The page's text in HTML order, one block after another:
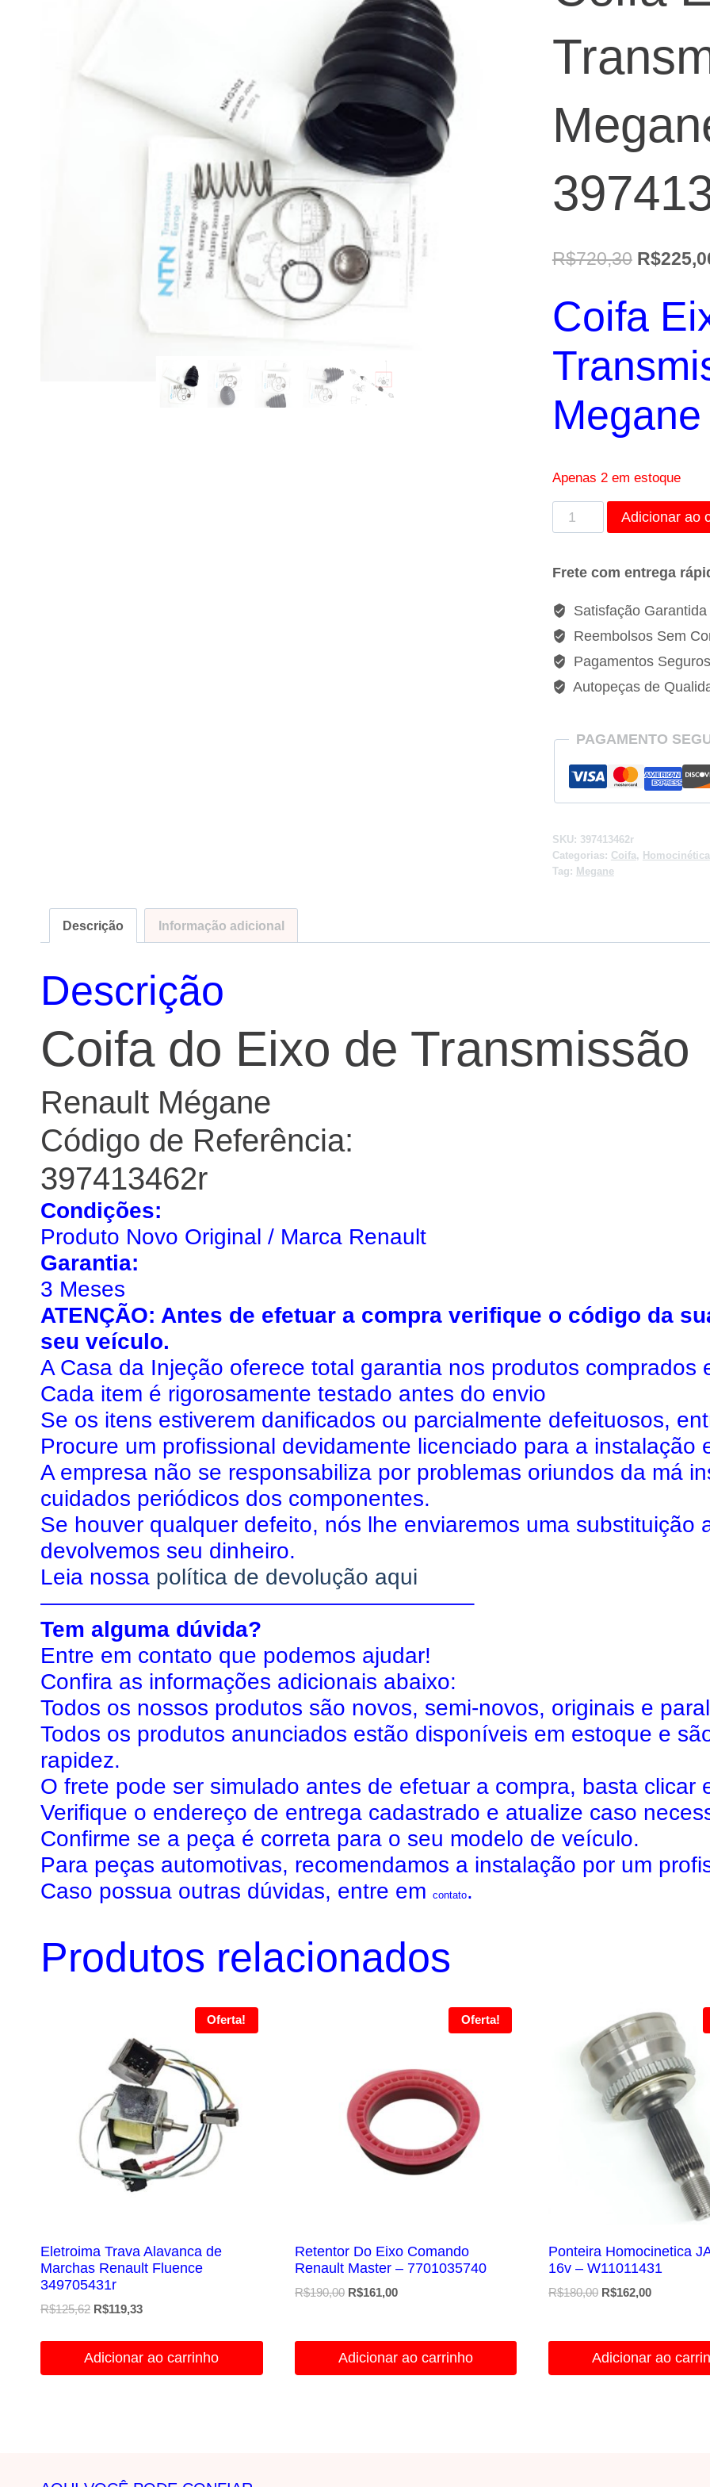
R$720,30 O
original
R$
Coifa
Apenas 2 em estoque
Coifa
Eixo
Transmissão
Renault
Megane
-
397413462r
quantidade
Adicionar ao
Frete com entrega
Satisfação Garantida
Reembolsos Sem
Pagamentos Seguros
Autopeças de
PAGAMENTO
SKU: 397413462r
Categorias: Coifa, Homocinética
Tag: Megane
Descrição Informação adicional
Descrição
Coifa do Eixo de Transmissão
Renault Mégane
Código de Referência:
397413462r
Condições:
Produto Novo Original / Marca Renault
Garantia:
3 Meses
ATENÇÃO: Antes de efetuar a compra verifique o código da
seu veículo.
A Casa da Injeção oferece total garantia nos produtos comprados
Cada item é rigorosamente testado antes do envio
Se os itens estiverem danificados ou parcialmente defeituosos,
Procure um profissional devidamente licenciado para a instalação
A empresa não se responsabiliza por problemas oriundos da má
cuidados periódicos dos componentes.
Se houver qualquer defeito, nós lhe enviaremos uma substituição
devolvemos seu dinheiro.
Leia nossa política de devolução aqui
———————————————————–
Tem alguma dúvida?
Entre em contato que podemos ajudar!
Confira as informações adicionais abaixo:
Todos os nossos produtos são novos, semi-novos, originais e
Todos os produtos anunciados estão disponíveis em estoque e
rapidez.
O frete pode ser simulado antes de efetuar a compra, basta clicar
Verifique o endereço de entrega cadastrado e atualize caso
Confirme se a peça é correta para o seu modelo de veículo.
Para peças automotivas, recomendamos a instalação por um
Caso possua outras dúvidas, entre em contato.
Produtos relacionados
Oferta!
Eletroima Trava Alavanca de
Marchas Renault Fluence
349705431r
R$125,62 O
era:
R$119,33O
é:
Adicionar ao carrinho
Oferta!
Retentor Do Eixo Comando
Renault Master – 7701035740
R$190,00 O
R$161,00O
Adicionar ao carrinho
Ponteira Homocinetica
16v – W11011431
R$180,00 O
R$162,00O
Adicionar ao